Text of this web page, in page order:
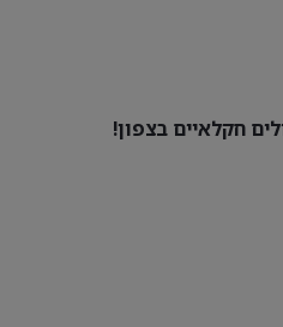
חקלאיים בצפון!